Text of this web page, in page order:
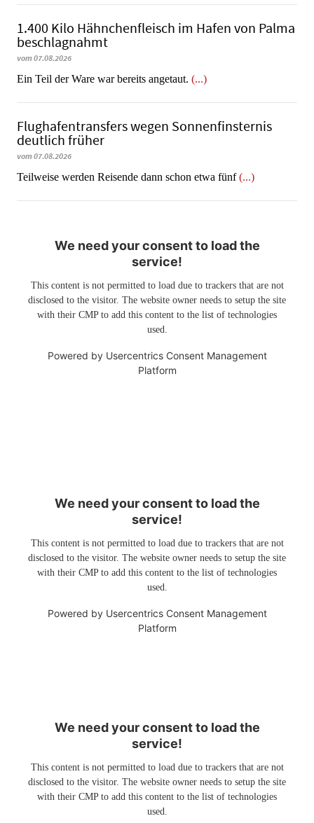
1.400 Kilo Hähnchenfleisch im Hafen von Palma
beschlagnahmt
vom 07.08.2026
​​​​​​​Ein Teil der Ware war bereits angetaut. (...)
Flughafentransfers wegen Sonnenfinsternis
deutlich früher
vom 07.08.2026
Teilweise werden Reisende dann schon etwa fünf(...)
We need your consent to load the
service!
This content is not permitted to load due to trackers that are not
disclosed to the visitor. The website owner needs to setup the site
with their CMP to add this content to the list of technologies
used.
Powered by Usercentrics Consent Management
Platform
We need your consent to load the
service!
This content is not permitted to load due to trackers that are not
disclosed to the visitor. The website owner needs to setup the site
with their CMP to add this content to the list of technologies
used.
Powered by Usercentrics Consent Management
Platform
We need your consent to load the
service!
This content is not permitted to load due to trackers that are not
disclosed to the visitor. The website owner needs to setup the site
with their CMP to add this content to the list of technologies
used.